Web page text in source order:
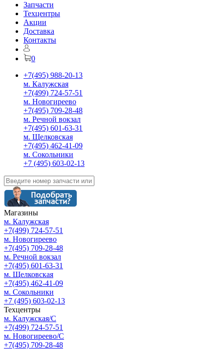
Запчасти
Техцентры
Акции
Доставка
Контакты
0
+7(495) 988-20-13
м. Калужская
+7(499) 724-57-51
м. Новогиреево
+7(495) 709-28-48
м. Речной вокзал
+7(495) 601-63-31
м. Щелковская
+7(495) 462-41-09
м. Сокольники
+7 (495) 603-02-13
Магазины
м. Калужская
+7(499) 724-57-51
м. Новогиреево
+7(495) 709-28-48
м. Речной вокзал
+7(495) 601-63-31
м. Щелковская
+7(495) 462-41-09
м. Сокольники
+7 (495) 603-02-13
Техцентры
м. Калужская/С
+7(499) 724-57-51
м. Новогиреево/С
+7(495) 709-28-48